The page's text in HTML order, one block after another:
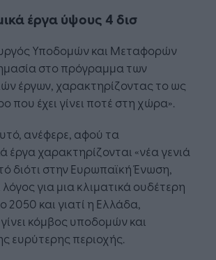
έργα ύψους 4 δισ
Υποδομών και Μεταφορών
στο πρόγραμμα των
έργων, χαρακτηρίζοντας το ως
που έχει γίνει ποτέ στη χώρα».
ανέφερε, αφού τα
έργα χαρακτηρίζονται «νέα γενιά
διότι στην Ευρωπαϊκή Ένωση,
λόγος για μια κλιματικά ουδέτερη
και γιατί η Ελλάδα,
κόμβος υποδομών και
ευρύτερης περιοχής.